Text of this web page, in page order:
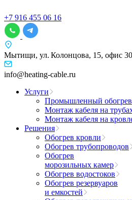
+7 916 455 06 16
Мытищи, ул. Колонцова, 15, офис 30
info@heating-cable.ru
Услуги
Промышленный обогрев
Монтаж кабеля на
Монтаж кабеля на
Решения
Обогрев кровли
Обогрев трубопроводов
Обогрев
морозильных камер
Обогрев водостоков
Обогрев резервуаров
и емкостей